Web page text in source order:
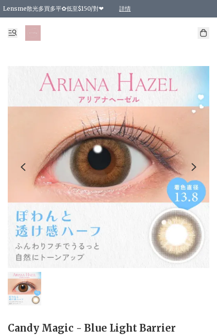
Lensme散光多買多平✿低至$150/對❤ 詳情
台灣Karacon⁩✧日拋 特價清貨❁⃘
日本韓國多款日/月拋現貨☼ 特價❤︎數量有限 售完即止
🇰🇷韓國多款月拋現貨 特價兩對$99✿數量有限 售完即止♫
精選商品，任選買2件或以上9 折；買4件或以上85 折；買6件或以上8 折
精選商品，任選買2件HKD 140.00；買4件HKD 260.00
精選商品，任選買2件HKD 190.00；買4件HKD 360.00
精選商品，任選買2件HKD 110.00；買4件HKD 180.00
精選商品，任選買2件HKD 170.00；買4件HKD 320.00
精選商品，任選買2件或以上減HKD 148.00
精選商品，任選買2件或以上減HKD 148.00
精選商品，任選買2件或以上95 折；買4件或以上9 折；買6件或以上85 折；買8件
精選商品，任選買12件或以上87 折
精選商品，任選買2件或以上減HKD 16.00；買4件或以上減HKD 32.00；買6
精選商品，任選買2件或以上95 折；買4件或以上9 折；買8件或以上85 折；買12
購物滿 HKD 800.00即享免運費優惠！（適用於 特定的送貨方式 )
Candy Magic - Blue Light Barrier